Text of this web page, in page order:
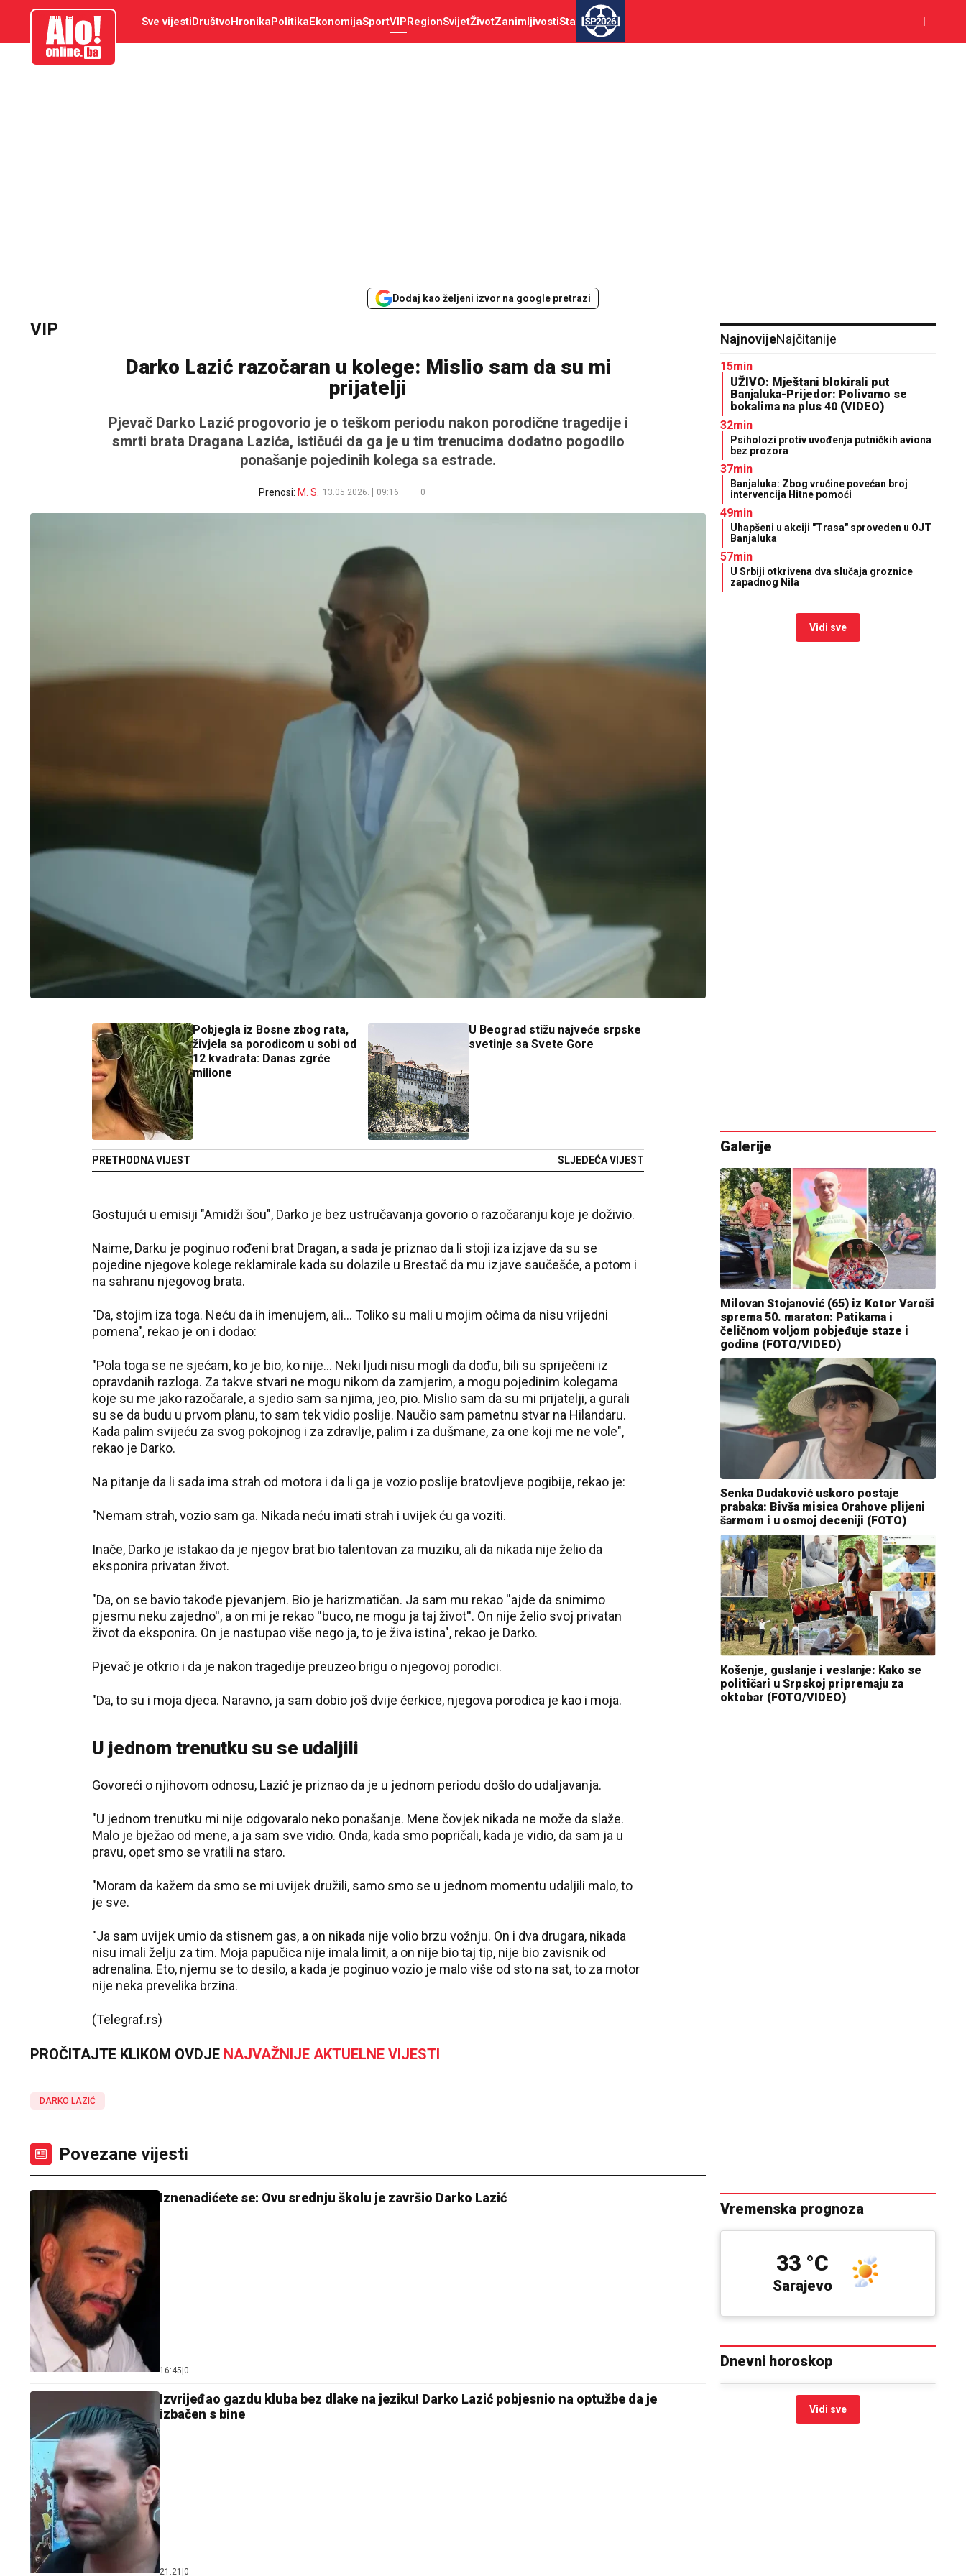
aloonline.ba Sve vijestiDruštvoHronikaPolitikaEkonomijaSportVIPRegionSvijetŽivotZanimljivostiStav SP2026
Dodaj kao željeni izvor na google pretrazi
VIP
Darko Lazić razočaran u kolege: Mislio sam da su mi
prijatelji
Pjevač Darko Lazić progovorio je o teškom periodu nakon porodične tragedije i
smrti brata Dragana Lazića, ističući da ga je u tim trenucima dodatno pogodilo
ponašanje pojedinih kolega sa estrade.
Prenosi: M. S. 13.05.2026. 09:16 0
Pobjegla iz Bosne zbog rata,
živjela sa porodicom u sobi od
12 kvadrata: Danas zgrće
milione
PRETHODNA VIJEST
U Beograd stižu najveće srpske
svetinje sa Svete Gore
SLJEDEĆA VIJEST
Gostujući u emisiji "Amidži šou", Darko je bez ustručavanja govorio o razočaranju koje je doživio.
Naime, Darku je poginuo rođeni brat Dragan, a sada je priznao da li stoji iza izjave da su se
pojedine njegove kolege reklamirale kada su dolazile u Brestač da mu izjave saučešće, a potom i
na sahranu njegovog brata.
"Da, stojim iza toga. Neću da ih imenujem, ali... Toliko su mali u mojim očima da nisu vrijedni
pomena", rekao je on i dodao:
"Pola toga se ne sjećam, ko je bio, ko nije... Neki ljudi nisu mogli da dođu, bili su spriječeni iz
opravdanih razloga. Za takve stvari ne mogu nikom da zamjerim, a mogu pojedinim kolegama
koje su me jako razočarale, a sjedio sam sa njima, jeo, pio. Mislio sam da su mi prijatelji, a gurali
su se da budu u prvom planu, to sam tek vidio poslije. Naučio sam pametnu stvar na Hilandaru.
Kada palim svijeću za svog pokojnog i za zdravlje, palim i za dušmane, za one koji me ne vole",
rekao je Darko.
Na pitanje da li sada ima strah od motora i da li ga je vozio poslije bratovljeve pogibije, rekao je:
"Nemam strah, vozio sam ga. Nikada neću imati strah i uvijek ću ga voziti.
Inače, Darko je istakao da je njegov brat bio talentovan za muziku, ali da nikada nije želio da
eksponira privatan život.
"Da, on se bavio takođe pjevanjem. Bio je harizmatičan. Ja sam mu rekao ''ajde da snimimo
pjesmu neku zajedno'', a on mi je rekao ''buco, ne mogu ja taj život''. On nije želio svoj privatan
život da eksponira. On je nastupao više nego ja, to je živa istina", rekao je Darko.
Pjevač je otkrio i da je nakon tragedije preuzeo brigu o njegovoj porodici.
"Da, to su i moja djeca. Naravno, ja sam dobio još dvije ćerkice, njegova porodica je kao i moja.
U jednom trenutku su se udaljili
Govoreći o njihovom odnosu, Lazić je priznao da je u jednom periodu došlo do udaljavanja.
"U jednom trenutku mi nije odgovaralo neko ponašanje. Mene čovjek nikada ne može da slaže.
Malo je bježao od mene, a ja sam sve vidio. Onda, kada smo popričali, kada je vidio, da sam ja u
pravu, opet smo se vratili na staro.
"Moram da kažem da smo se mi uvijek družili, samo smo se u jednom momentu udaljili malo, to
je sve.
"Ja sam uvijek umio da stisnem gas, a on nikada nije volio brzu vožnju. On i dva drugara, nikada
nisu imali želju za tim. Moja papučica nije imala limit, a on nije bio taj tip, nije bio zavisnik od
adrenalina. Eto, njemu se to desilo, a kada je poginuo vozio je malo više od sto na sat, to za motor
nije neka prevelika brzina.
(Telegraf.rs)
PROČITAJTE KLIKOM OVDJE NAJVAŽNIJE AKTUELNE VIJESTI
DARKO LAZIĆ
Povezane vijesti
Iznenadićete se: Ovu srednju školu je završio Darko Lazić
16:45 0
Izvrijeđao gazdu kluba bez dlake na jeziku! Darko Lazić pobjesnio na optužbe da je
izbačen s bine
21:21 0
NajnovijeNajčitanije
15min
UŽIVO: Mještani blokirali put
Banjaluka-Prijedor: Polivamo se
bokalima na plus 40 (VIDEO)
32min
Psiholozi protiv uvođenja putničkih aviona
bez prozora
37min
Banjaluka: Zbog vrućine povećan broj
intervencija Hitne pomoći
49min
Uhapšeni u akciji "Trasa" sproveden u OJT
Banjaluka
57min
U Srbiji otkrivena dva slučaja groznice
zapadnog Nila
Vidi sve
Galerije
Milovan Stojanović (65) iz Kotor Varoši
sprema 50. maraton: Patikama i
čeličnom voljom pobjeđuje staze i
godine (FOTO/VIDEO)
Senka Dudaković uskoro postaje
prabaka: Bivša misica Orahove plijeni
šarmom i u osmoj deceniji (FOTO)
Košenje, guslanje i veslanje: Kako se
političari u Srpskoj pripremaju za
oktobar (FOTO/VIDEO)
Vremenska prognoza
Sarajevo
33 °C
Dnevni horoskop
Vidi sve